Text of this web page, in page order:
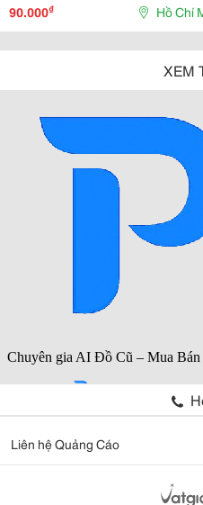
90.000₫ Hồ Chí
XEM
Liên hệ Quảng Cáo